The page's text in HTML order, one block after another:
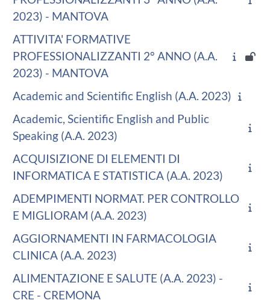
2023) - MANTOVA
ATTIVITA' FORMATIVE
PROFESSIONALIZZANTI 2° ANNO (A.A.
2023) - MANTOVA
Academic and Scientific English (A.A. 2023)
Academic, Scientific English and Public
Speaking (A.A. 2023)
ACQUISIZIONE DI ELEMENTI DI
INFORMATICA E STATISTICA (A.A. 2023)
ADEMPIMENTI NORMAT. PER CONTROLLO
E MIGLIORAM (A.A. 2023)
AGGIORNAMENTI IN FARMACOLOGIA
CLINICA (A.A. 2023)
ALIMENTAZIONE E SALUTE (A.A. 2023) -
CRE - CREMONA